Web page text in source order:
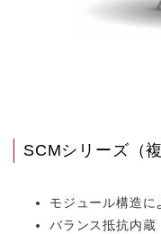
SCMシリーズ（
モジュール構造に
バランス抵抗内蔵